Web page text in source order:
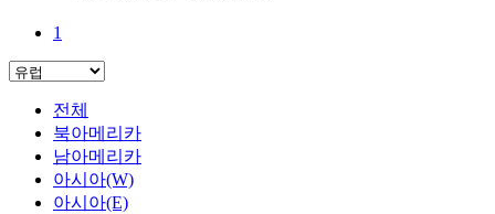
1
전체
북아메리카
남아메리카
아시아(W)
아시아(E)